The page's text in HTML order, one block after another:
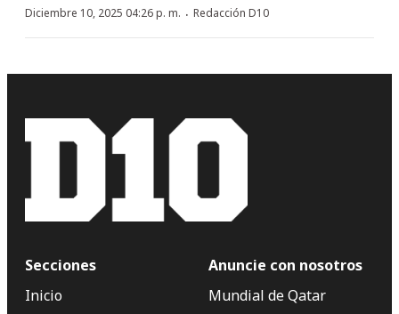
Diciembre 10, 2025 04:26 p. m. · Redacción D10
Secciones
Inicio
Anuncie con nosotros
Mundial de Qatar